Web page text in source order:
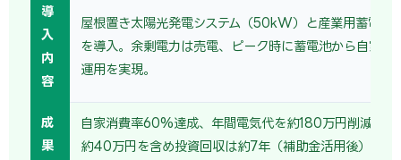
導
入
内
容
屋根置き太陽光発電システム（50kW）と産業用蓄電
を導入。余剰電力は売電、ピーク時に蓄電池から自家消
運用を実現。
成
果
自家消費率60%達成、年間電気代を約180万円削減。売
約40万円を含め投資回収は約7年（補助金活用後）。